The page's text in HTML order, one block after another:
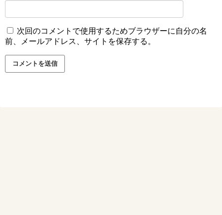
次回のコメントで使用するためブラウザーに自分の名
前、メールアドレス、サイトを保存する。